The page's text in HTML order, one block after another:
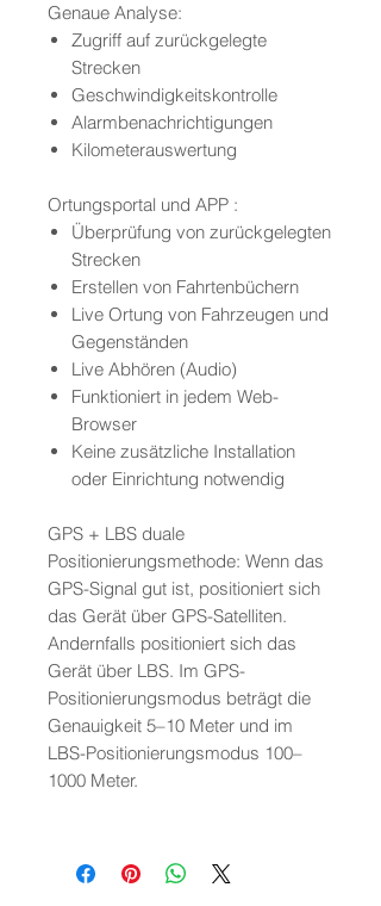
Genaue Analyse:
Zugriff auf zurückgelegte
Strecken
Geschwindigkeitskontrolle
Alarmbenachrichtigungen
Kilometerauswertung
Ortungsportal und APP :
Überprüfung von zurückgelegten
Strecken
Erstellen von Fahrtenbüchern
Live Ortung von Fahrzeugen und
Gegenständen
Live Abhören (Audio)
Funktioniert in jedem Web-
Browser
Keine zusätzliche Installation
oder Einrichtung notwendig
GPS + LBS duale
Positionierungsmethode: Wenn das
GPS-Signal gut ist, positioniert sich
das Gerät über GPS-Satelliten.
Andernfalls positioniert sich das
Gerät über LBS. Im GPS-
Positionierungsmodus beträgt die
Genauigkeit 5–10 Meter und im
LBS-Positionierungsmodus 100–
1000 Meter.